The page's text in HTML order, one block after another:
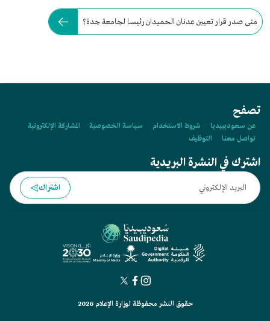
متى صدر قرار تعيين عدنان الحميدان رئيسا لجامعة جدة؟
تصفح
عن سعوديبيديا شروط الاستخدام سياسة الخصوصية
المشاركة الإلكترونية
تواصل معنا
التوظيف
اشترك في النشرة البريدية
اشتراك
حقوق النشر محفوظة لوزارة الإعلام 2026